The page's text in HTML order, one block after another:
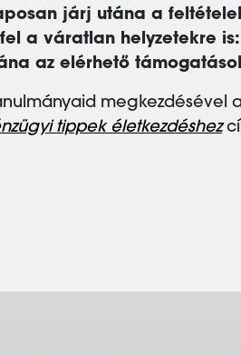
járj utána a
fel a váratlan helyzetekre is:
az elérhető
megkezdésével
tippek életkezdéshez